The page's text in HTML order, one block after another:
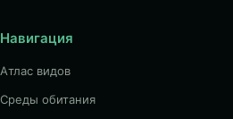
Навигация
Атлас видов
Среды обитания